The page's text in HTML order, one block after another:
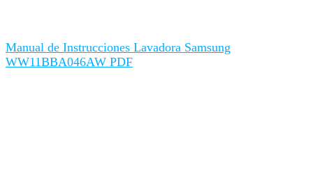
Manual de Instrucciones Lavadora Samsung
WW11BBA046AW PDF